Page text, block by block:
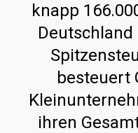
knapp
besteuert
ihren